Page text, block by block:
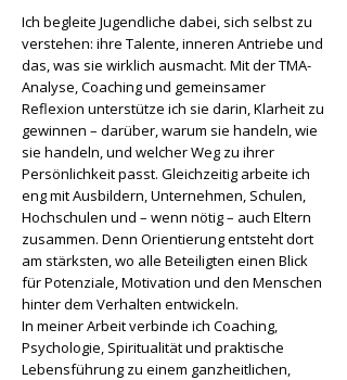
Ich begleite Jugendliche dabei, sich selbst zu
verstehen: ihre Talente, inneren Antriebe und
das, was sie wirklich ausmacht. Mit der TMA-
Analyse, Coaching und gemeinsamer
Reflexion unterstütze ich sie darin, Klarheit zu
gewinnen – darüber, warum sie handeln, wie
sie handeln, und welcher Weg zu ihrer
Persönlichkeit passt. Gleichzeitig arbeite ich
eng mit Ausbildern, Unternehmen, Schulen,
Hochschulen und – wenn nötig – auch Eltern
zusammen. Denn Orientierung entsteht dort
am stärksten, wo alle Beteiligten einen Blick
für Potenziale, Motivation und den Menschen
hinter dem Verhalten entwickeln.
In meiner Arbeit verbinde ich Coaching,
Psychologie, Spiritualität und praktische
Lebensführung zu einem ganzheitlichen,